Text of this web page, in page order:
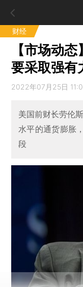
财经
【市场动
要采取强有
2022年07月25日
美国前财长劳伦
水平的通货膨胀
段